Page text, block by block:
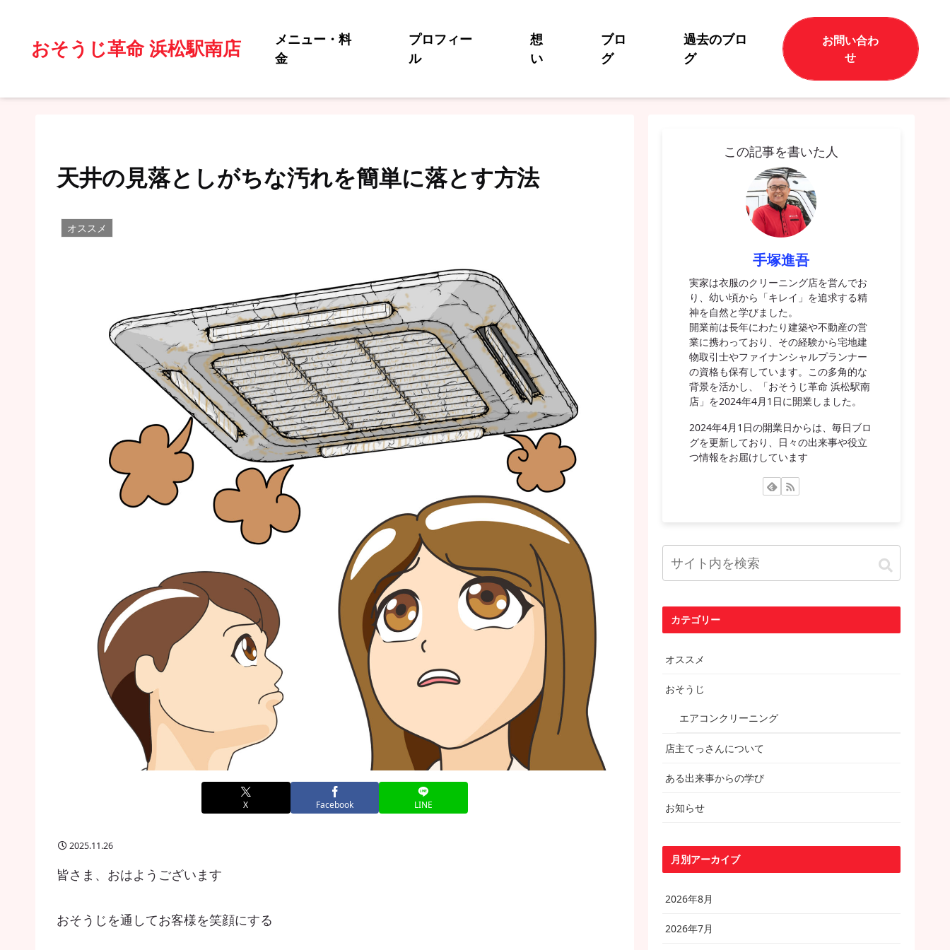
おそうじ革命 浜松駅南店
メニュー・料
金
プロフィー
ル
想
い
ブロ
グ
過去のブロ
グ
お問い合わ
せ
天井の見落としがちな汚れを簡単に落とす方法
オススメ
X Facebook LINE
2025.11.26
皆さま、おはようございます
おそうじを通してお客様を笑顔にする
この記事を書いた人
手塚進吾
実家は衣服のクリーニング店を営んでお
り、幼い頃から「キレイ」を追求する精
神を自然と学びました。
開業前は長年にわたり建築や不動産の営
業に携わっており、その経験から宅地建
物取引士やファイナンシャルプランナー
の資格も保有しています。この多角的な
背景を活かし、「おそうじ革命 浜松駅南
店」を2024年4月1日に開業しました。
2024年4月1日の開業日からは、毎日ブロ
グを更新しており、日々の出来事や役立
つ情報をお届けしています
カテゴリー
オススメ
おそうじ
エアコンクリーニング
店主てっさんについて
ある出来事からの学び
お知らせ
月別アーカイブ
2026年8月
2026年7月